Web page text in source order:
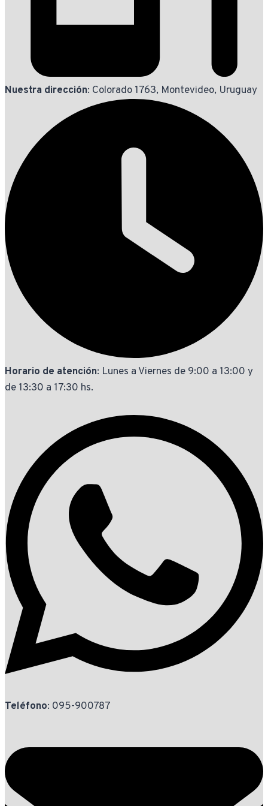
Nuestra dirección: Colorado 1763, Montevideo, Uruguay
Horario de atención: Lunes a Viernes de 9:00 a 13:00 y
de 13:30 a 17:30 hs.
Teléfono: 095-900787